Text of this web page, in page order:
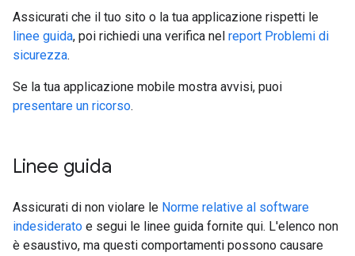
Assicurati che il tuo sito o la tua applicazione rispetti le
linee guida, poi richiedi una verifica nel report Problemi di
sicurezza.
Se la tua applicazione mobile mostra avvisi, puoi
presentare un ricorso.
Linee guida
Assicurati di non violare le Norme relative al software
indesiderato e segui le linee guida fornite qui. L'elenco non
è esaustivo, ma questi comportamenti possono causare